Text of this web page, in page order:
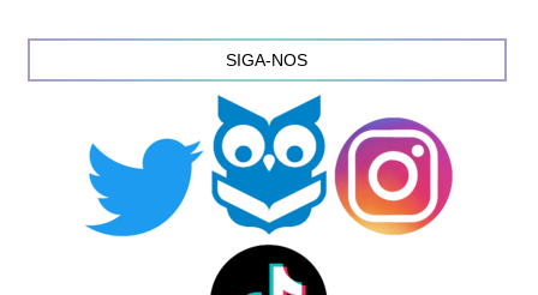
SIGA-NOS